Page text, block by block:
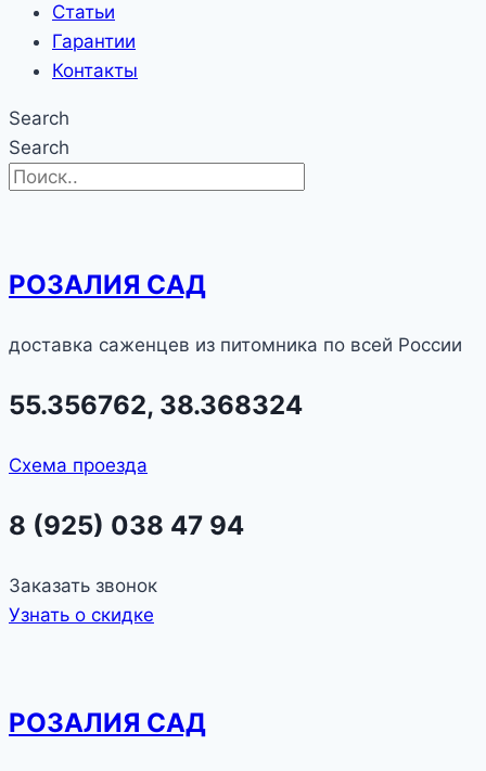
Статьи
Гарантии
Контакты
Search
Search
РОЗАЛИЯ САД
доставка саженцев из питомника по всей России
55.356762, 38.368324
Схема проезда
8 (925) 038 47 94
Заказать звонок
Узнать о скидке
РОЗАЛИЯ САД